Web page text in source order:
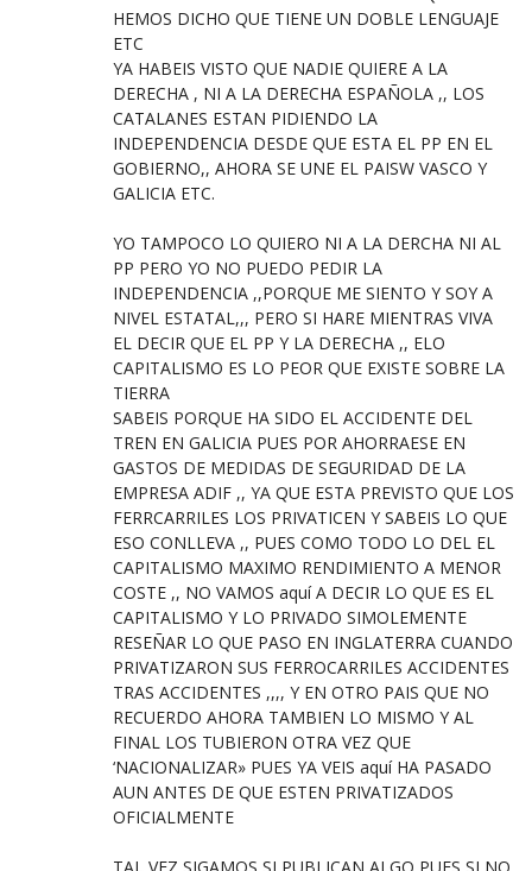
HEMOS DICHO QUE TIENE UN DOBLE LENGUAJE
ETC
YA HABEIS VISTO QUE NADIE QUIERE A LA
DERECHA , NI A LA DERECHA ESPAÑOLA ,, LOS
CATALANES ESTAN PIDIENDO LA
INDEPENDENCIA DESDE QUE ESTA EL PP EN EL
GOBIERNO,, AHORA SE UNE EL PAISW VASCO Y
GALICIA ETC.
YO TAMPOCO LO QUIERO NI A LA DERCHA NI AL
PP PERO YO NO PUEDO PEDIR LA
INDEPENDENCIA ,,PORQUE ME SIENTO Y SOY A
NIVEL ESTATAL,,, PERO SI HARE MIENTRAS VIVA
EL DECIR QUE EL PP Y LA DERECHA ,, ELO
CAPITALISMO ES LO PEOR QUE EXISTE SOBRE LA
TIERRA
SABEIS PORQUE HA SIDO EL ACCIDENTE DEL
TREN EN GALICIA PUES POR AHORRAESE EN
GASTOS DE MEDIDAS DE SEGURIDAD DE LA
EMPRESA ADIF ,, YA QUE ESTA PREVISTO QUE LOS
FERRCARRILES LOS PRIVATICEN Y SABEIS LO QUE
ESO CONLLEVA ,, PUES COMO TODO LO DEL EL
CAPITALISMO MAXIMO RENDIMIENTO A MENOR
COSTE ,, NO VAMOS aquí A DECIR LO QUE ES EL
CAPITALISMO Y LO PRIVADO SIMOLEMENTE
RESEÑAR LO QUE PASO EN INGLATERRA CUANDO
PRIVATIZARON SUS FERROCARRILES ACCIDENTES
TRAS ACCIDENTES ,,,, Y EN OTRO PAIS QUE NO
RECUERDO AHORA TAMBIEN LO MISMO Y AL
FINAL LOS TUBIERON OTRA VEZ QUE
‘NACIONALIZAR» PUES YA VEIS aquí HA PASADO
AUN ANTES DE QUE ESTEN PRIVATIZADOS
OFICIALMENTE